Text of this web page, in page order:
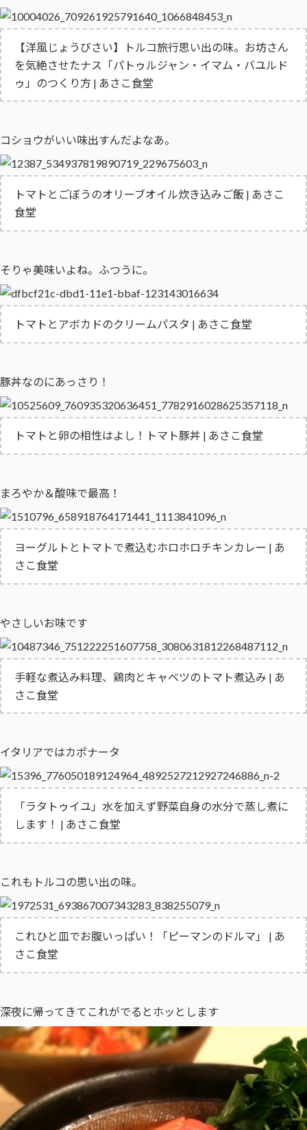
【洋風じょうびさい】トルコ旅行思い出の味。お坊さん
を気絶させたナス「パトゥルジャン・イマム・バユルド
ゥ」のつくり方 | あさこ食堂
コショウがいい味出すんだよなあ。
トマトとごぼうのオリーブオイル炊き込みご飯 | あさこ
食堂
そりゃ美味いよね。ふつうに。
トマトとアボカドのクリームパスタ | あさこ食堂
豚丼なのにあっさり！
トマトと卵の相性はよし！トマト豚丼 | あさこ食堂
まろやか＆酸味で最高！
ヨーグルトとトマトで煮込むホロホロチキンカレー | あ
さこ食堂
やさしいお味です
手軽な煮込み料理、鶏肉とキャベツのトマト煮込み | あ
さこ食堂
イタリアではカポナータ
「ラタトゥイユ」水を加えず野菜自身の水分で蒸し煮に
します！ | あさこ食堂
これもトルコの思い出の味。
これひと皿でお腹いっぱい！「ピーマンのドルマ」 | あ
さこ食堂
深夜に帰ってきてこれがでるとホッとします